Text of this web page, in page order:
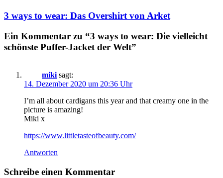
3 ways to wear: Das Overshirt von Arket
Ein Kommentar zu “3 ways to wear: Die vielleicht
schönste Puffer-Jacket der Welt”
miki sagt:
14. Dezember 2020 um 20:36 Uhr
I’m all about cardigans this year and that creamy one in the
picture is amazing!
Miki x
https://www.littletasteofbeauty.com/
Antworten
Schreibe einen Kommentar